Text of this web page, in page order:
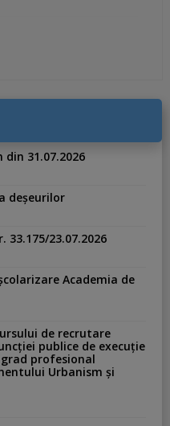
31.07.2026
deșeurilor
23.07.2026
Academia de
de recrutare
publice de execuție
profesional
Urbanism și